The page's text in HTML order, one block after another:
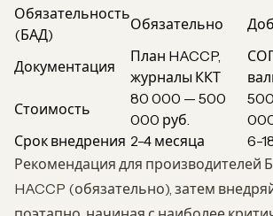
Обязательность
(БАД)
Обязательно
Документация
План HACCP,
журналы ККТ
Стоимость
80 000 — 500
000 руб.
Срок внедрения 2-4 месяца
6-
Рекомендация для производителей
HACCP (обязательно), затем